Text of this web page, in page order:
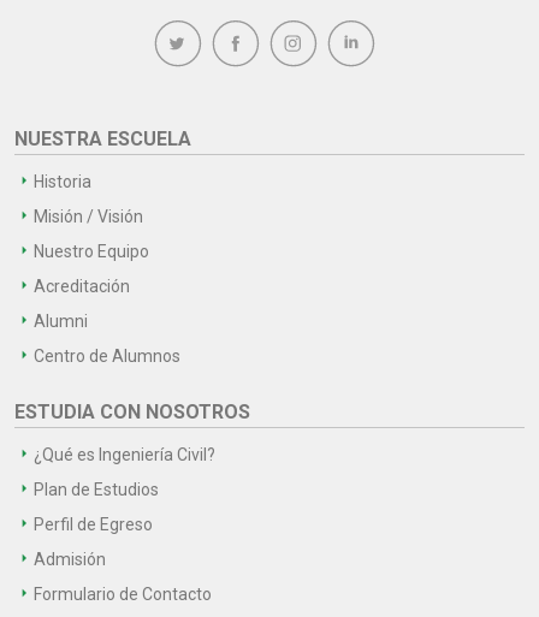
NUESTRA ESCUELA
Historia
Misión / Visión
Nuestro Equipo
Acreditación
Alumni
Centro de Alumnos
ESTUDIA CON NOSOTROS
¿Qué es Ingeniería Civil?
Plan de Estudios
Perfil de Egreso
Admisión
Formulario de Contacto